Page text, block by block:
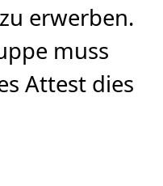
erwerben.
muss
Attest dies